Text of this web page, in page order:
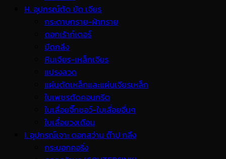
H. อุปกรณ์ตัด ขัด เจียร
กระดาษทราย-ผ้าทราย
ดอกเร้าท์เตอร์
มีดกลึง
หินเจียร-เหล็กเจียร
แปรงลวด
แผ่นตัดเหล็กและแผ่นเจียรเหล็ก
ใบเพชรตัดคอนกรีต
ใบเลื่อยจิ๊กซอว์-ใบเลื่อยอื่นๆ
ใบเลื่อยวงเดือน
I. อุปกรณ์เจาะ ดอกสว่าน ต๊าป กลึง
กระบอกคอริ่ง